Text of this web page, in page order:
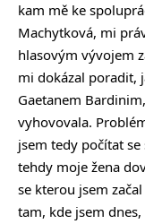
kam mě ke
Machytková, mi
hlasovým vývojem
mi dokázal poradit,
Gaetanem
vyhovovala.
jsem tedy počítat
tehdy moje žena
se kterou jsem
tam, kde jsem